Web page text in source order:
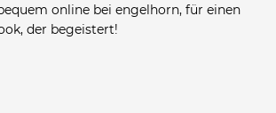
online bei engelhorn, für einen
der begeistert!